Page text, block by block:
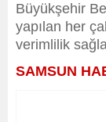
Büyükşehir
yapılan her
verimlilik
SAMSUN